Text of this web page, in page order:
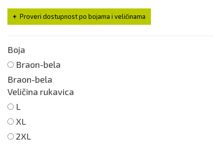
Proveri dostupnost po bojama i veličinama
Boja
Braon-bela
Braon-bela
Veličina rukavica
L
XL
2XL